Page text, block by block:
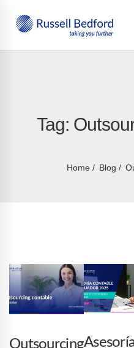
Tag:
Home Blog
Outsourcing